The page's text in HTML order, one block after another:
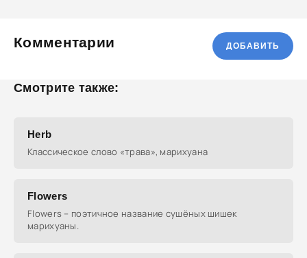
Комментарии ДОБАВИТЬ
Смотрите также:
Herb
Классическое слово «трава», марихуана
Flowers
Flowers – поэтичное название сушёных шишек
марихуаны.